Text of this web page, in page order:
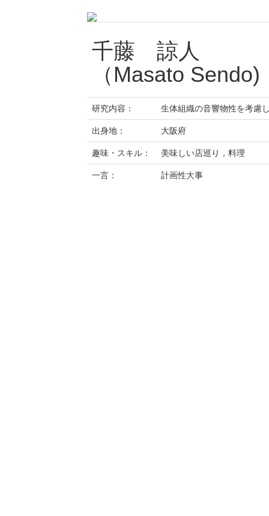
千藤 諒人
（Masato Sendo)
研究内容： 生体組織の音響物性を考慮
出身地： 大阪府
趣味・スキル： 美味しい店巡り，料理
一言： 計画性大事